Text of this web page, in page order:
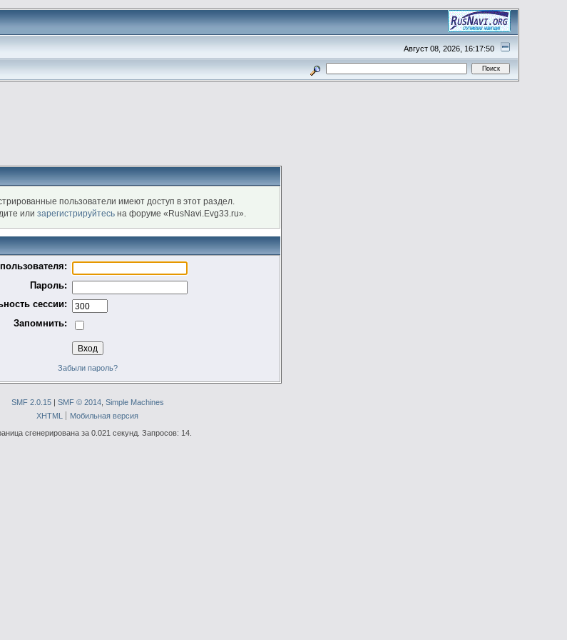
Август 08, 2026, 16:17:50
пользователи имеют доступ в этот раздел.
или зарегистрируйтесьна форуме «RusNavi.Evg33.ru».
Пароль:
сессии:
Запомнить:
Забыли пароль?
SMF 2.0.15 | SMF © 2014 Simple Machines
XHTML
Мобильная версия
сгенерирована за 0.021 секунд. Запросов: 14.